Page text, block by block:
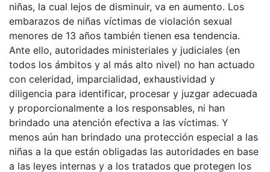
niñas, la cual lejos de disminuir, va en aumento. Los
embarazos de niñas víctimas de violación sexual
menores de 13 años también tienen esa tendencia.
Ante ello, autoridades ministeriales y judiciales (en
todos los ámbitos y al más alto nivel) no han actuado
con celeridad, imparcialidad, exhaustividad y
diligencia para identificar, procesar y juzgar adecuada
y proporcionalmente a los responsables, ni han
brindado una atención efectiva a las víctimas. Y
menos aún han brindado una protección especial a las
niñas a la que están obligadas las autoridades en base
a las leyes internas y a los tratados que protegen los